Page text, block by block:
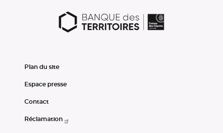
Plan du site
Espace presse
Contact
Réclamation